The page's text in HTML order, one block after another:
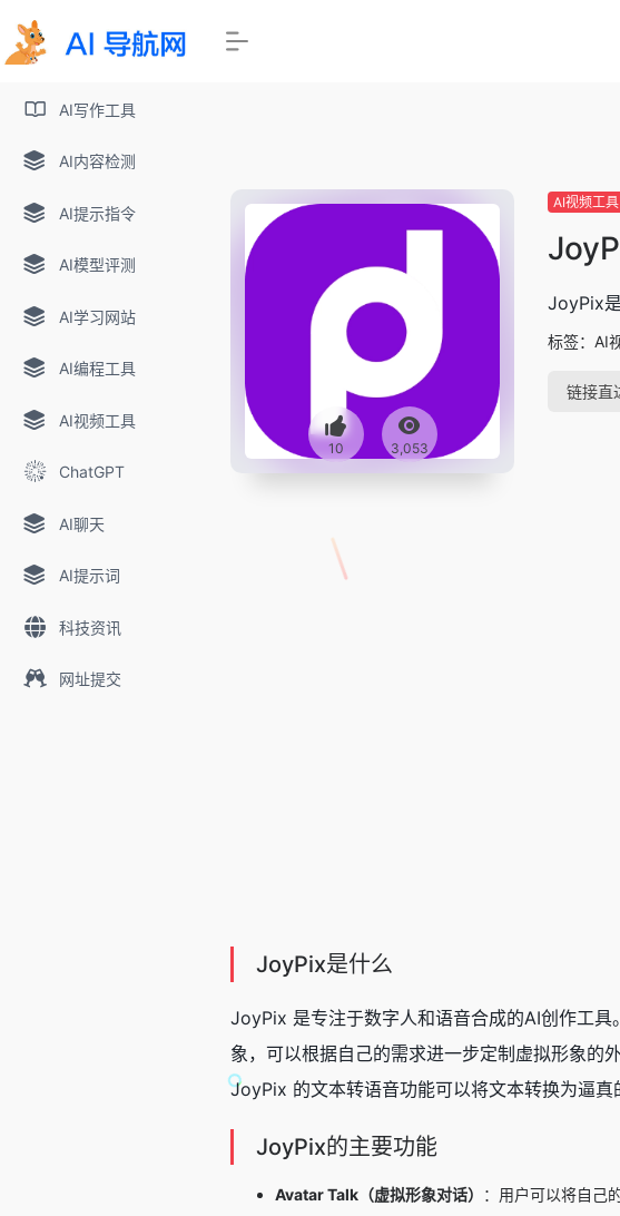
AI写作工具
AI内容检测
AI提示指令
AI模型评测
AI学习网站
AI编程工具
AI视频工具
ChatGPT
AI聊天
AI提示词
科技资讯
网址提交
10 3,053
AI视频工具
JoyPix
标签： AI
链接直
JoyPix是什么
JoyPix 是专注于数字人和语音合成的AI创作工具
象，可以根据自己的需求进一步定制虚拟形象的
JoyPix 的文本转语音功能可以将文本转换为逼
JoyPix的主要功能
Avatar Talk（虚拟形象对话）
：用户可以将自己